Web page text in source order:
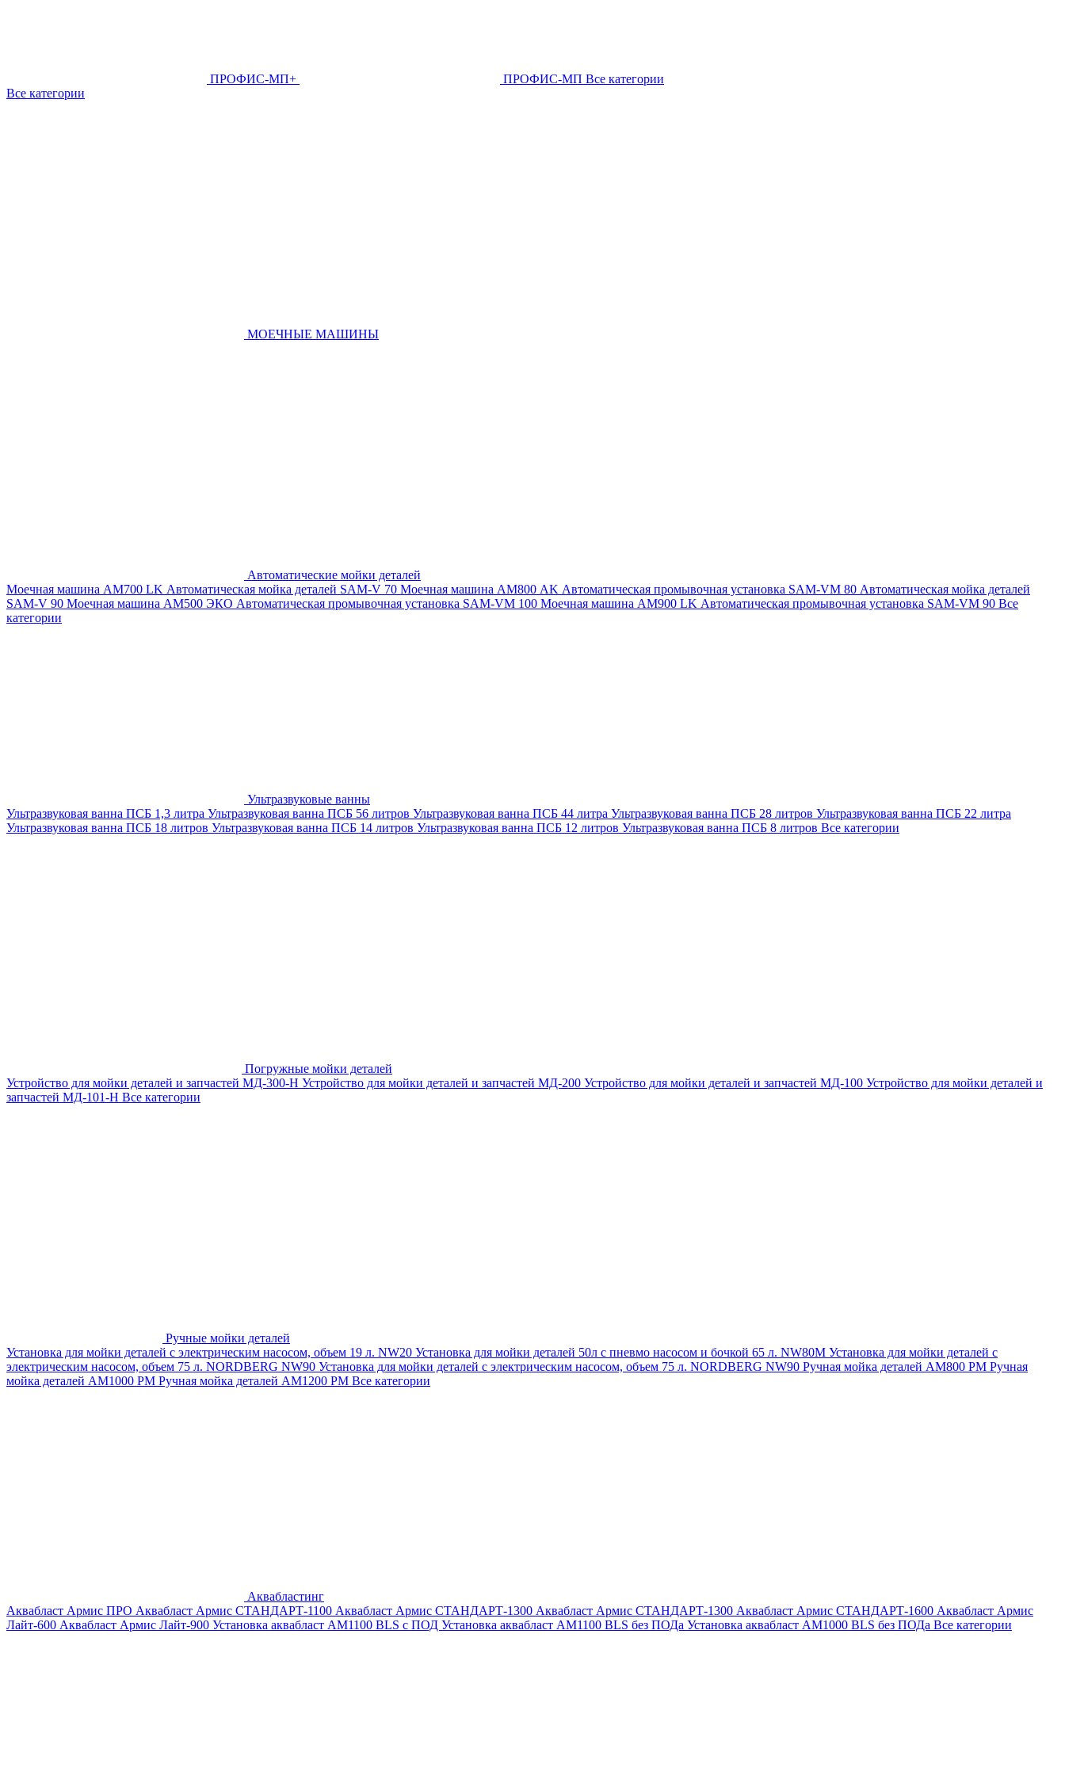
ПРОФИС-МП+ ПРОФИС-МП Все категории
Все категории
МОЕЧНЫЕ МАШИНЫ
Автоматические мойки деталей
Моечная машина AM700 LK Автоматическая мойка деталей SAM-V 70 Моечная машина АМ800 AK Автоматическая промывочная установка SAM-VM 80 Автоматическая мойка деталей
SAM-V 90 Моечная машина АМ500 ЭКО Автоматическая промывочная установка SAM-VM 100 Моечная машина AM900 LK Автоматическая промывочная установка SAM-VM 90 Все
категории
Ультразвуковые ванны
Ультразвуковая ванна ПСБ 1,3 литра Ультразвуковая ванна ПСБ 56 литров Ультразвуковая ванна ПСБ 44 литра Ультразвуковая ванна ПСБ 28 литров Ультразвуковая ванна ПСБ 22 литра
Ультразвуковая ванна ПСБ 18 литров Ультразвуковая ванна ПСБ 14 литров Ультразвуковая ванна ПСБ 12 литров Ультразвуковая ванна ПСБ 8 литров Все категории
Погружные мойки деталей
Устройство для мойки деталей и запчастей МД-300-H Устройство для мойки деталей и запчастей МД-200 Устройство для мойки деталей и запчастей МД-100 Устройство для мойки деталей и
запчастей МД-101-Н Все категории
Ручные мойки деталей
Установка для мойки деталей с электрическим насосом, объем 19 л. NW20 Установка для мойки деталей 50л с пневмо насосом и бочкой 65 л. NW80M Установка для мойки деталей с
электрическим насосом, объем 75 л. NORDBERG NW90 Установка для мойки деталей с электрическим насосом, объем 75 л. NORDBERG NW90 Ручная мойка деталей АМ800 РМ Ручная
мойка деталей АМ1000 РМ Ручная мойка деталей АМ1200 РМ Все категории
Аквабластинг
Аквабласт Армис ПРО Аквабласт Армис СТАНДАРТ-1100 Аквабласт Армис СТАНДАРТ-1300 Аквабласт Армис СТАНДАРТ-1300 Аквабласт Армис СТАНДАРТ-1600 Аквабласт Армис
Лайт-600 Аквабласт Армис Лайт-900 Установка аквабласт AM1100 BLS с ПОД Установка аквабласт AM1100 BLS без ПОДа Установка аквабласт AM1000 BLS без ПОДа Все категории